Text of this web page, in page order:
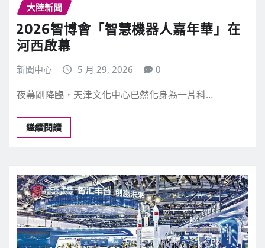
大陸新聞
2026智博會「智慧機器人嘉年華」在
河西啟幕
新聞中心 5 月 29, 2026 0
夜幕剛降臨，天津文化中心已然化身為一片科…
繼續閱讀